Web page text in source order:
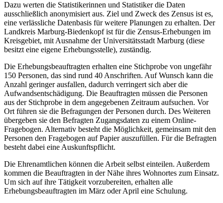
Dazu werten die Statistikerinnen und Statistiker die Daten
ausschließlich anonymisiert aus. Ziel und Zweck des Zensus ist es,
eine verlässliche Datenbasis für weitere Planungen zu erhalten. Der
Landkreis Marburg-Biedenkopf ist für die Zensus-Erhebungen im
Kreisgebiet, mit Ausnahme der Universitätsstadt Marburg (diese
besitzt eine eigene Erhebungsstelle), zuständig.
Die Erhebungsbeauftragten erhalten eine Stichprobe von ungefähr
150 Personen, das sind rund 40 Anschriften. Auf Wunsch kann die
Anzahl geringer ausfallen, dadurch verringert sich aber die
Aufwandsentschädigung. Die Beauftragten müssen die Personen
aus der Stichprobe in dem angegebenen Zeitraum aufsuchen. Vor
Ort führen sie die Befragungen der Personen durch. Des Weiteren
übergeben sie den Befragten Zugangsdaten zu einem Online-
Fragebogen. Alternativ besteht die Möglichkeit, gemeinsam mit den
Personen den Fragebogen auf Papier auszufüllen. Für die Befragten
besteht dabei eine Auskunftspflicht.
Die Ehrenamtlichen können die Arbeit selbst einteilen. Außerdem
kommen die Beauftragten in der Nähe ihres Wohnortes zum Einsatz.
Um sich auf ihre Tätigkeit vorzubereiten, erhalten alle
Erhebungsbeauftragten im März oder April eine Schulung.